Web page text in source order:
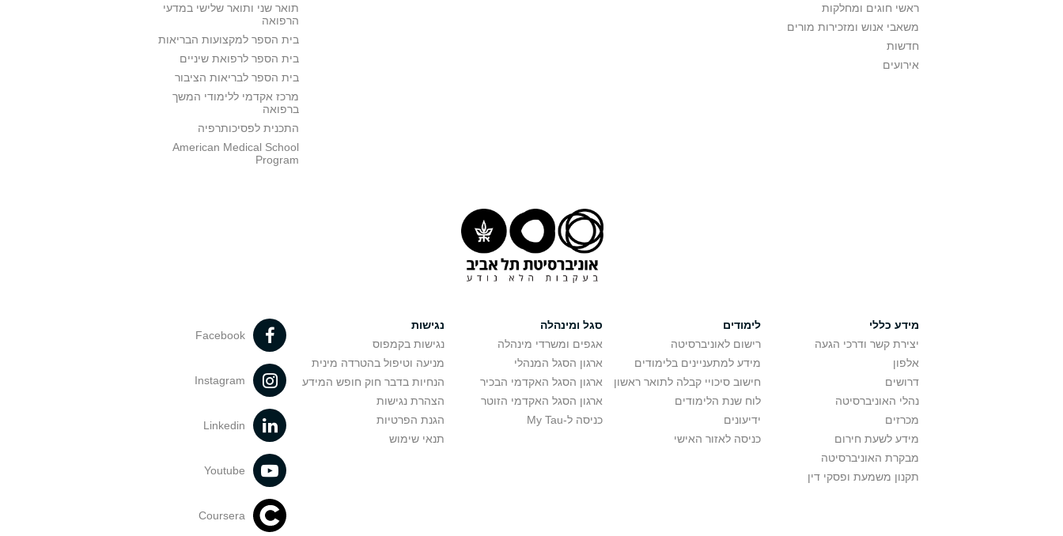
ראשי חוגים ומחלקות
משאבי אנוש ומזכירות מורים
חדשות
אירועים
תואר שני ותואר שלישי במדעי
הרפואה
בית הספר למקצועות הבריאות
בית הספר לרפואת שיניים
בית הספר לבריאות הציבור
מרכז אקדמי ללימודי המשך
ברפואה
התכנית לפסיכותרפיה
American Medical School
Program
מידע כללי
יצירת קשר ודרכי הגעה
אלפון
דרושים
נהלי האוניברסיטה
מכרזים
מידע לשעת חירום
מבקרת האוניברסיטה
תקנון משמעת ופסקי דין
לימודים
רישום לאוניברסיטה
מידע למתעניינים בלימודים
חישוב סיכויי קבלה לתואר ראשון
לוח שנת הלימודים
ידיעונים
כניסה לאזור האישי
סגל ומינהלה
אגפים ומשרדי מינהלה
ארגון הסגל המנהלי
ארגון הסגל האקדמי הבכיר
ארגון הסגל האקדמי הזוטר
כניסה ל-My Tau
נגישות
נגישות בקמפוס
מניעה וטיפול בהטרדה מינית
הנחיות בדבר חוק חופש המידע
הצהרת נגישות
הגנת הפרטיות
תנאי שימוש
Facebook
Instagram
Linkedin
Youtube
Coursera